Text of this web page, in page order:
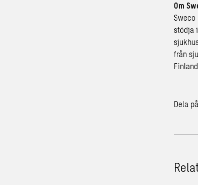
Om
stödja
från
Dela